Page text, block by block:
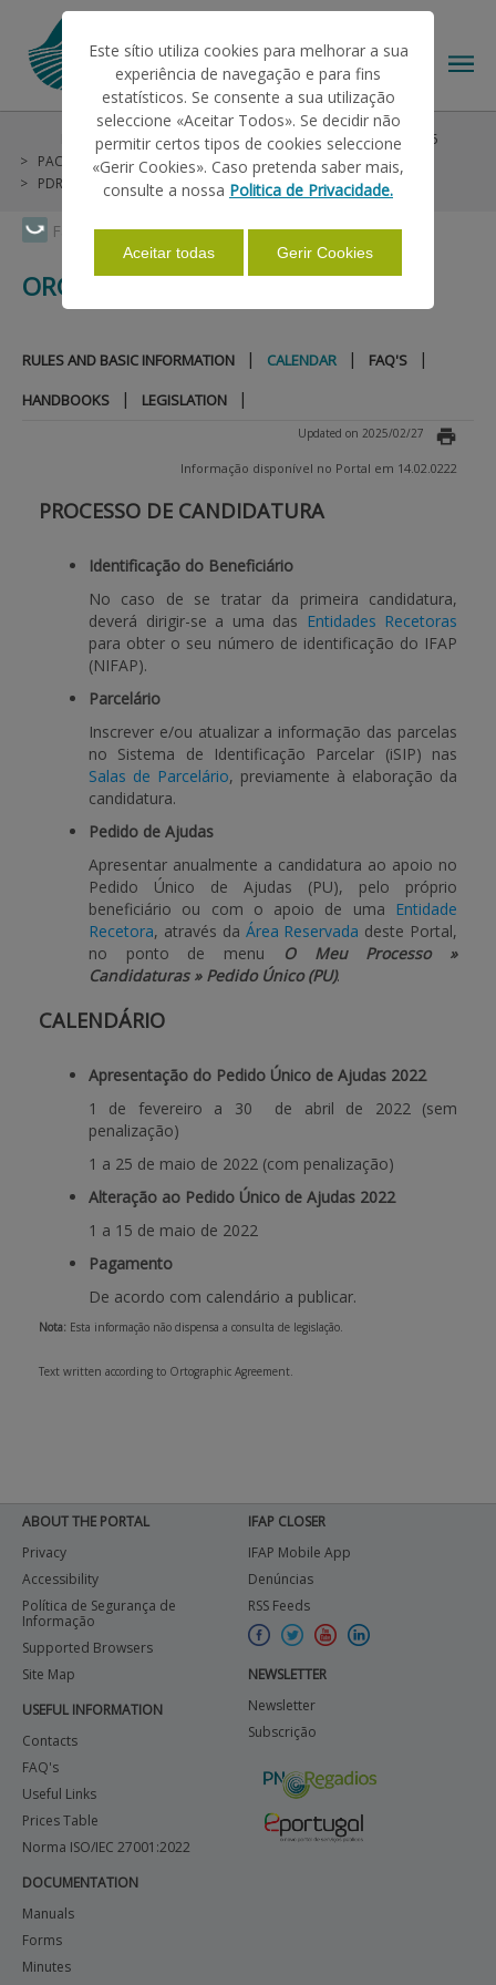
Faça Swipe para ver o menu
HELP/SUPPORT
INFORMATIONS
Login / Register
Help/Support Helps on Unique Request
Pré-PU 2025
PAC 2014-2022
Environmental Agro and Silvo Measures
PDR2020 - Continent
Organic farming Calendar
ORGANIC FARMING
RULES AND BASIC INFORMATION | CALENDAR | FAQ'S |
HANDBOOKS | LEGISLATION |
Updated on 2025/02/27
Informação disponível no Portal em 14.02.0222
PROCESSO DE CANDIDATURA
Identificação do Beneficiário
No caso de se tratar da primeira candidatura,
deverá dirigir-se a uma das Entidades Recetoras
para obter o seu número de identificação do IFAP
(NIFAP).
Parcelário
Inscrever e/ou atualizar a informação das parcelas
no Sistema de Identificação Parcelar (iSIP) nas
Salas de Parcelário, previamente à elaboração da
candidatura.
Pedido de Ajudas
Apresentar anualmente a candidatura ao apoio no
Pedido Único de Ajudas (PU), pelo próprio
beneficiário ou com o apoio de uma
Entidade
Recetora, através da Área Reservada deste Portal,
no ponto de menu
O Meu Processo »
Candidaturas » Pedido Único (PU).
CALENDÁRIO
Apresentação do Pedido Único de Ajudas 2022
1 de fevereiro a 30 de abril de 2022 (sem
penalização)
1 a 25 de maio de 2022 (com penalização)
Alteração ao Pedido Único de Ajudas 2022
1 a 15 de maio de 2022
Pagamento
De acordo com calendário a publicar.
Nota: Esta informação não dispensa a consulta de legislação.
Text written according to Ortographic Agreement.
ABOUT THE PORTAL
Privacy
Accessibility
Política de Segurança de
Informação
Supported Browsers
Site Map
USEFUL INFORMATION
Contacts
FAQ's
Useful Links
Prices Table
Norma ISO/IEC 27001:2022
DOCUMENTATION
Manuals
Forms
Minutes
IFAP CLOSER
IFAP Mobile App
Denúncias
RSS Feeds
NEWSLETTER
Newsletter
Subscrição
Este sítio utiliza cookies para melhorar a sua
experiência de navegação e para fins
estatísticos. Se consente a sua utilização
seleccione «Aceitar Todos». Se decidir não
permitir certos tipos de cookies seleccione
«Gerir Cookies». Caso pretenda saber mais,
consulte a nossa Politica de Privacidade.
Aceitar todas Gerir Cookies